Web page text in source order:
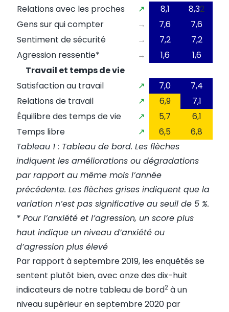
Relations avec les proches
↗ 8,1 8,32
Gens sur qui compter
→ 7,6
7,6
Sentiment de sécurité
→ 7,2
7,2
Agression ressentie*
→ 1,6
1,6
Travail et temps de vie
Satisfaction au travail
↗ 7,0
7,4
Relations de travail
↗ 6,9
7,1
Équilibre des temps de vie
↗ 5,7
6,1
Temps libre
↗ 6,5
6,8
Tableau 1 : Tableau de bord. Les flèches
indiquent les améliorations ou dégradations
par rapport au même mois l’année
précédente. Les flèches grises indiquent que la
variation n’est pas significative au seuil de 5 %.
* Pour l’anxiété et l’agression, un score plus
haut indique un niveau d’anxiété ou
d’agression plus élevé
Par rapport à septembre 2019, les enquêtés se
sentent plutôt bien, avec onze des dix-huit
indicateurs de notre tableau de bord2 à un
niveau supérieur en septembre 2020 par